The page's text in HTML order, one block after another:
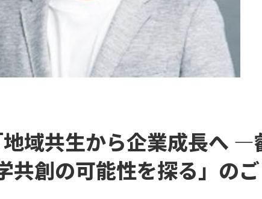
域共生から企業成長へ ―
共創の可能性を探る」のご